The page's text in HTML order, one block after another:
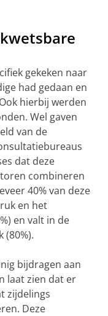
gekeken naar
had gedaan en
hierbij werden
Wel gaven
van de
dat deze
combineren
40% van deze
en het
en valt in de
bijdragen aan
laat zien dat er
zijdelings
Deze